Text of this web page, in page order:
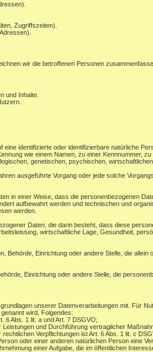
Zugriffszeiten).
wir die betroffenen Personen
und Inhalte.
eine identifizierte oder identifizierbare natürliche
wie einem Namen, zu einer Kennnummer,
genetischen, psychischen,
ausgeführte Vorgang oder jede solche
in einer Weise, dass die personenbezogenen
aufbewahrt werden und technischen und
werden.
Daten, die darin besteht, dass diese
wirtschaftliche Lage, Gesundheit,
Behörde, Einrichtung oder andere Stelle, die
Einrichtung oder andere Stelle, die
unserer Datenverarbeitungen mit. Für
wird, Folgendes:
6 Abs. 1 lit. a und Art. 7 DSGVO;
und Durchführung vertraglicher
Verpflichtungen ist Art. 6 Abs. 1 lit. c
oder einer anderen natürlichen Person eine
einer Aufgabe, die im öffentlichen